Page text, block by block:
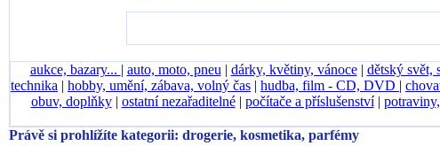
aukce, bazary... | auto, moto, pneu | dárky, květiny, vánoce| dětský svět,
technika | hobby, umění, zábava, volný čas | hudba, film - CD, DVD |
obuv, doplňky| ostatní nezařaditelné| počítače a příslušenství|
Právě si prohlížíte kategorii: drogerie, kosmetika, parfémy